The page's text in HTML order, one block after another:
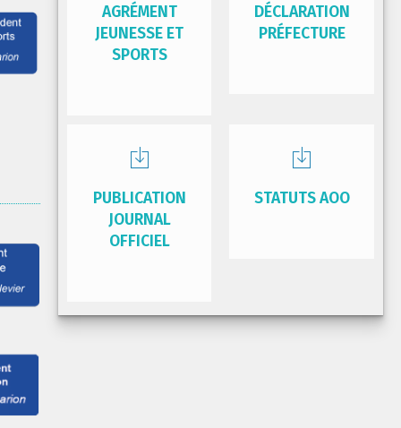
AGRÉMENT
JEUNESSE ET
SPORTS
DÉCLARATION
PRÉFECTURE
PUBLICATION
JOURNAL
OFFICIEL
STATUTS AOO